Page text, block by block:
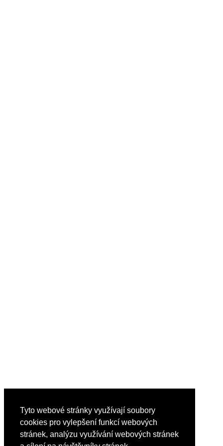
Tyto webové stránky využívají soubory
cookies pro vylepšení funkcí webových
stránek, analýzu využívání webových stránek